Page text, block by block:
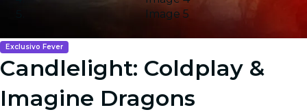
Image 5
Exclusivo Fever
Candlelight: Coldplay &
Imagine Dragons